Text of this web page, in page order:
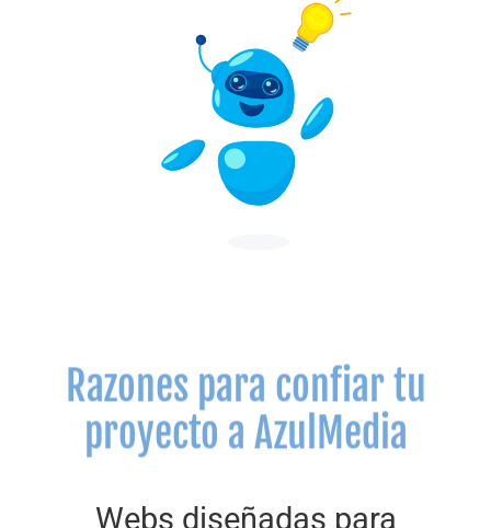
Razones para confiar tu
proyecto a AzulMedia
Webs diseñadas para